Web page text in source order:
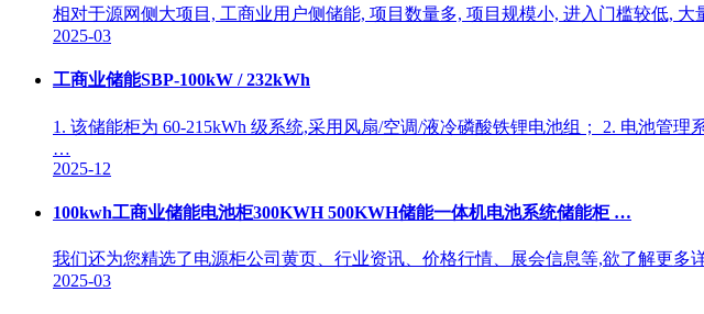
相对于源网侧大项目, 工商业用户侧储能, 项目数量多, 项目规模小, 进入门槛较低,
2025-03
工商业储能SBP-100kW / 232kWh
1. 该储能柜为 60-215kWh 级系统,采用风扇/空调/液冷磷酸铁锂电池组； 2. 电池管
…
2025-12
100kwh工商业储能电池柜300KWH 500KWH储能一体机电池系统储能柜 …
我们还为您精选了电源柜公司黄页、行业资讯、价格行情、展会信息等,欲了解更多
2025-03